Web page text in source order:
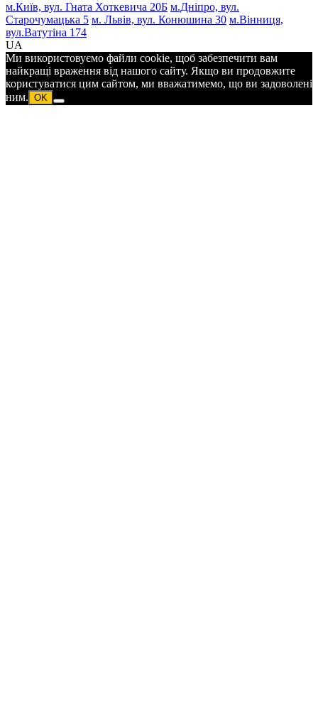
м.Київ, вул. Гната Хоткевича 20Б м.Дніпро, вул.
Старочумацька 5 м. Львів, вул. Конюшина 30 м.Вінниця,
вул.Ватутіна 174
UA
Ми використовуємо файли cookie, щоб забезпечити вам
найкращі враження від нашого сайту. Якщо ви продовжите
користуватися цим сайтом, ми вважатимемо, що ви задоволені
ним. OK